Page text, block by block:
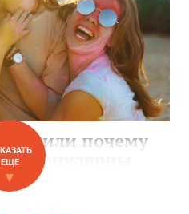
или почему
популярны
ЕЩЕ
▼